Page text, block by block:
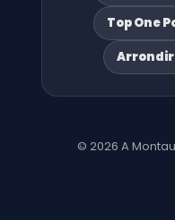
Top One
Arrondir
© 2026 A